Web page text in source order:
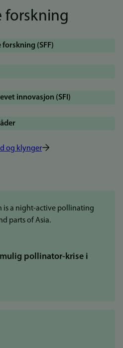
forskning
(SFF)
innovasjon (SFI)
og klynger
mulig pollinator-krise i